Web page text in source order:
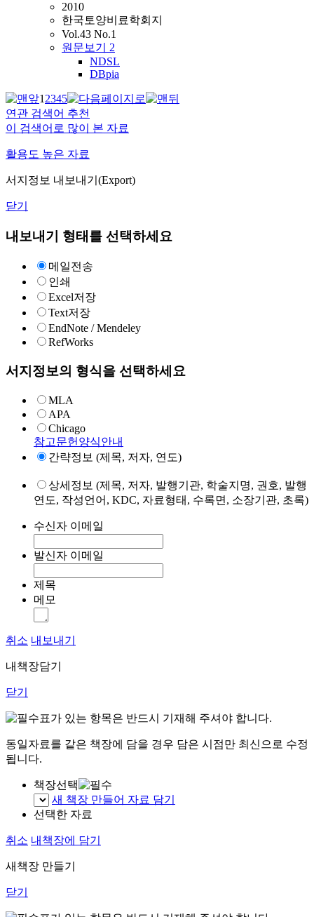
2010
한국토양비료학회지
Vol.43 No.1
원문보기 2
NDSL
DBpia
12345
연관 검색어 추천
이 검색어로 많이 본 자료
활용도 높은 자료
서지정보 내보내기(Export)
닫기
내보내기 형태를 선택하세요
메일전송
인쇄
Excel저장
Text저장
EndNote / Mendeley
RefWorks
서지정보의 형식을 선택하세요
MLA
APA
Chicago
참고문헌양식안내
간략정보 (제목, 저자, 연도)
상세정보 (제목, 저자, 발행기관, 학술지명, 권호, 발행
연도, 작성언어, KDC, 자료형태, 수록면, 소장기관, 초록)
수신자 이메일
발신자 이메일
제목
메모
취소 내보내기
내책장담기
닫기
표가 있는 항목은 반드시 기재해 주셔야 합니다.
동일자료를 같은 책장에 담을 경우 담은 시점만 최신으로 수정
됩니다.
책장선택
새 책장 만들어 자료 담기
선택한 자료
취소 내책장에 담기
새책장 만들기
닫기